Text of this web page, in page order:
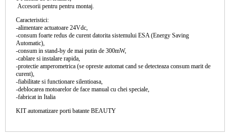
Accesorii pentru pentru montaj.
Caracteristici:
-alimentare actuatoare 24Vdc,
-consum foarte redus de curent datorita sistemului ESA (Energy Saving
Automatic),
-consum in stand-by de mai putin de 300mW,
-cablare si instalare rapida,
-protectie amperometrica (se opreste automat cand se detecteaza consum marit de
curent),
-fiabilitate si functionare silentioasa,
-deblocarea motoarelor de face manual cu chei speciale,
-fabricat in Italia
KIT automatizare porti batante BEAUTY